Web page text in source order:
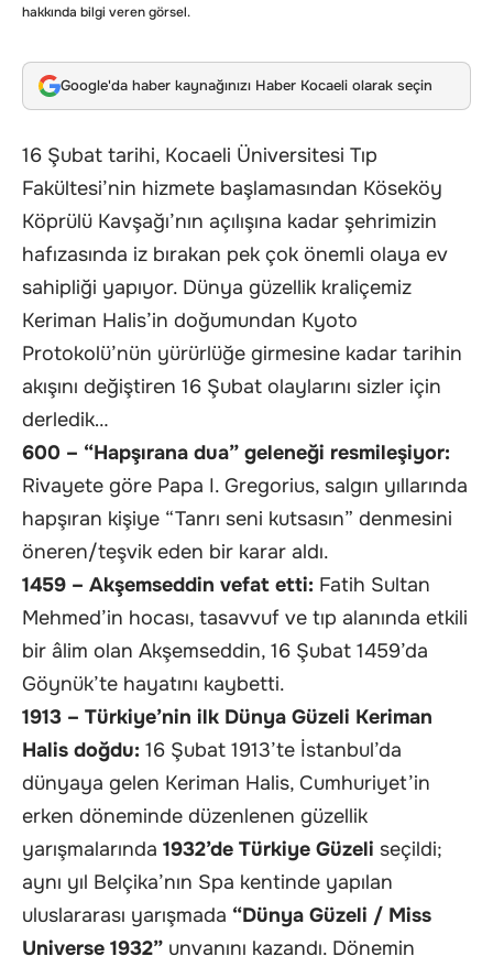
hakkında bilgi veren görsel.
Google'da haber kaynağınızı Haber Kocaeli olarak seçin
16 Şubat tarihi, Kocaeli Üniversitesi Tıp
Fakültesi’nin hizmete başlamasından Köseköy
Köprülü Kavşağı’nın açılışına kadar şehrimizin
hafızasında iz bırakan pek çok önemli olaya ev
sahipliği yapıyor. Dünya güzellik kraliçemiz
Keriman Halis’in doğumundan Kyoto
Protokolü’nün yürürlüğe girmesine kadar tarihin
akışını değiştiren 16 Şubat olaylarını sizler için
derledik…
600 – “Hapşırana dua” geleneği resmileşiyor:
Rivayete göre Papa I. Gregorius, salgın yıllarında
hapşıran kişiye “Tanrı seni kutsasın” denmesini
öneren/teşvik eden bir karar aldı.
1459 – Akşemseddin vefat etti: Fatih Sultan
Mehmed’in hocası, tasavvuf ve tıp alanında etkili
bir âlim olan Akşemseddin, 16 Şubat 1459’da
Göynük’te hayatını kaybetti.
1913 – Türkiye’nin ilk Dünya Güzeli Keriman
Halis doğdu: 16 Şubat 1913’te İstanbul’da
dünyaya gelen Keriman Halis, Cumhuriyet’in
erken döneminde düzenlenen güzellik
yarışmalarında 1932’de Türkiye Güzeli seçildi;
aynı yıl Belçika’nın Spa kentinde yapılan
uluslararası yarışmada “Dünya Güzeli / Miss
Universe 1932” unvanını kazandı. Dönemin